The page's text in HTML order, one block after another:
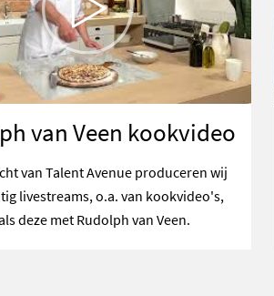
van Veen kookvideo
van Talent Avenue produceren wij
livestreams, o.a. van kookvideo's,
deze met Rudolph van Veen.